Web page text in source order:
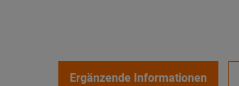
Ergänzende Informationen